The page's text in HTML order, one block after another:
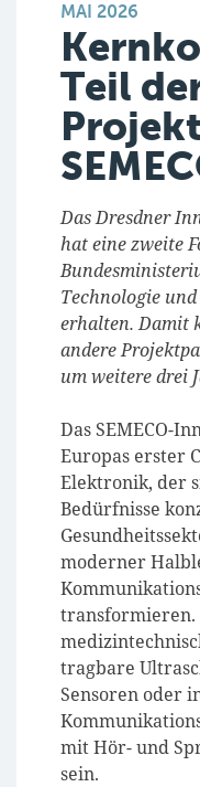
MAI 2026
Teil
Das Dresdner
hat eine zweite
Technologie
erhalten. Damit
andere
um weitere drei
Das SEMECO-
Europas erster
Elektronik, der
Bedürfnisse
moderner
transformieren.
tragbare
Sensoren oder
mit Hör- und
sein.